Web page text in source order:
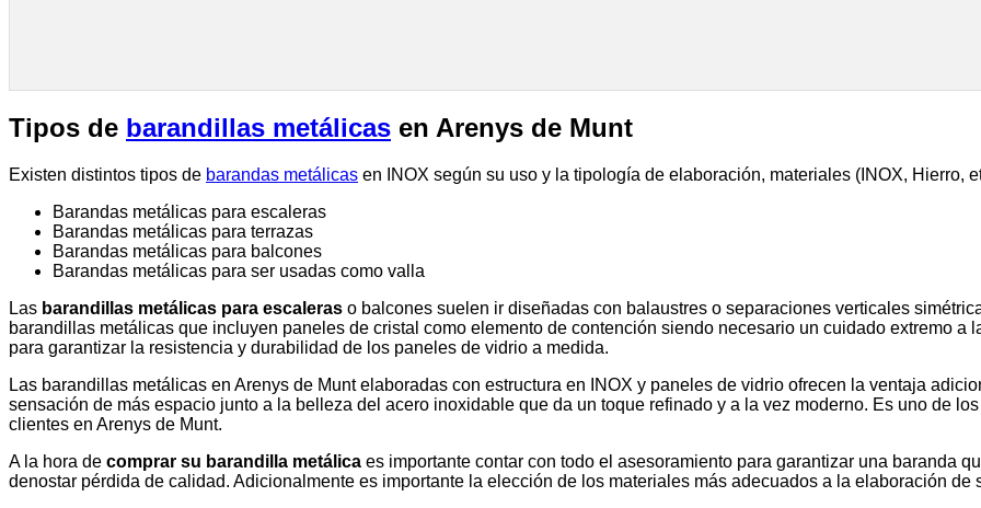
Tipos de barandillas metálicas en Arenys de Munt
Existen distintos tipos de barandas metálicas en INOX según su uso y la tipología de elaboración, materiales (INOX, Hierro,
Barandas metálicas para escaleras
Barandas metálicas para terrazas
Barandas metálicas para balcones
Barandas metálicas para ser usadas como valla
Las barandillas metálicas para escaleras o balcones suelen ir diseñadas con balaustres o separaciones verticales
barandillas metálicas que incluyen paneles de cristal como elemento de contención siendo necesario un cuidado extremo a
para garantizar la resistencia y durabilidad de los paneles de vidrio a medida.
Las barandillas metálicas en Arenys de Munt elaboradas con estructura en INOX y paneles de vidrio ofrecen la ventaja
sensación de más espacio junto a la belleza del acero inoxidable que da un toque refinado y a la vez moderno. Es uno de
clientes en Arenys de Munt.
A la hora de comprar su barandilla metálica es importante contar con todo el asesoramiento para garantizar una baranda
denostar pérdida de calidad. Adicionalmente es importante la elección de los materiales más adecuados a la elaboración de